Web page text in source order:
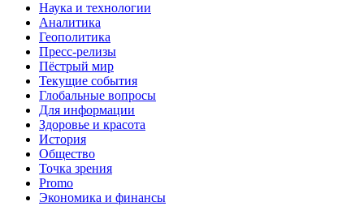
Наука и технологии
Аналитика
Геополитика
Пресс-релизы
Пёстрый мир
Текущие события
Глобальные вопросы
Для информации
Здоровье и красота
История
Общество
Точка зрения
Promo
Экономика и финансы